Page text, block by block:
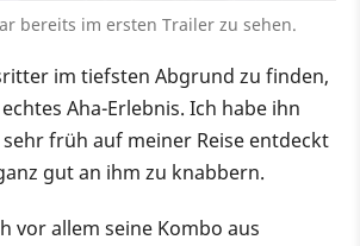
bereits im ersten Trailer zu sehen.
im tiefsten Abgrund zu finden,
Aha-Erlebnis. Ich habe ihn
früh auf meiner Reise entdeckt
gut an ihm zu knabbern.
vor allem seine Kombo aus